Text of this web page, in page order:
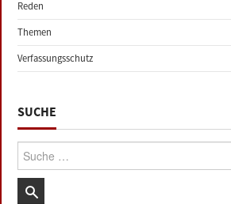
Reden
Themen
Verfassungsschutz
SUCHE
Suche: